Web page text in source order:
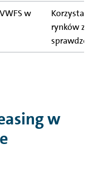
w
rynków
w